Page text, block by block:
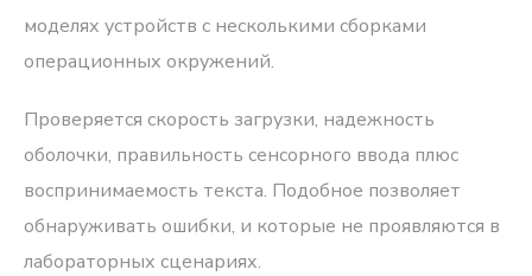
моделях устройств с несколькими сборками
операционных окружений.
Проверяется скорость загрузки, надежность
оболочки, правильность сенсорного ввода плюс
воспринимаемость текста. Подобное позволяет
обнаруживать ошибки, и которые не проявляются в
лабораторных сценариях.